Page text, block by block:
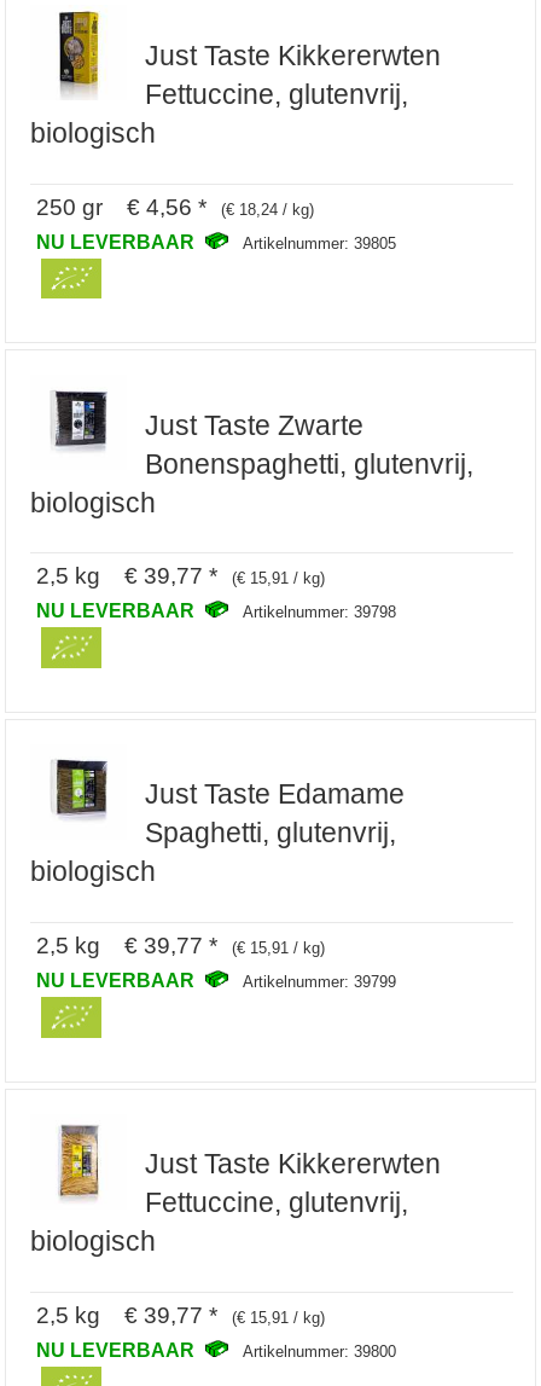
Just Taste Kikkererwten
Fettuccine, glutenvrij,
biologisch
250 gr € 4,56 * (€ 18,24 / kg)
NU LEVERBAAR Artikelnummer: 39805
Just Taste Zwarte
Bonenspaghetti, glutenvrij,
biologisch
2,5 kg € 39,77 * (€ 15,91 / kg)
NU LEVERBAAR Artikelnummer: 39798
Just Taste Edamame
Spaghetti, glutenvrij,
biologisch
2,5 kg € 39,77 * (€ 15,91 / kg)
NU LEVERBAAR Artikelnummer: 39799
Just Taste Kikkererwten
Fettuccine, glutenvrij,
biologisch
2,5 kg € 39,77 * (€ 15,91 / kg)
NU LEVERBAAR Artikelnummer: 39800